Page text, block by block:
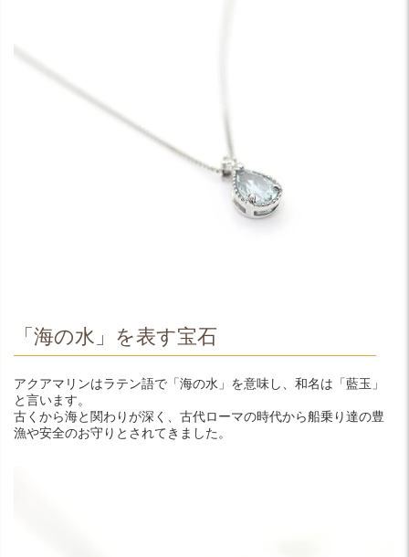
「海の水」を表す宝石
アクアマリンはラテン語で「海の水」を意味し、和名は「藍玉」
と言います。
古くから海と関わりが深く、古代ローマの時代から船乗り達の豊
漁や安全のお守りとされてきました。